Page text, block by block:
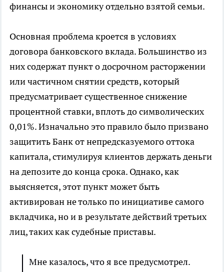
финансы и экономику отдельно взятой семьи.
Основная проблема кроется в условиях
договора банковского вклада. Большинство из
них содержат пункт о досрочном расторжении
или частичном снятии средств, который
предусматривает существенное снижение
процентной ставки, вплоть до символических
0,01%. Изначально это правило было призвано
защитить Банк от непредсказуемого оттока
капитала, стимулируя клиентов держать деньги
на депозите до конца срока. Однако, как
выясняется, этот пункт может быть
активирован не только по инициативе самого
вкладчика, но и в результате действий третьих
лиц, таких как судебные приставы.
Мне казалось, что я все предусмотрел.